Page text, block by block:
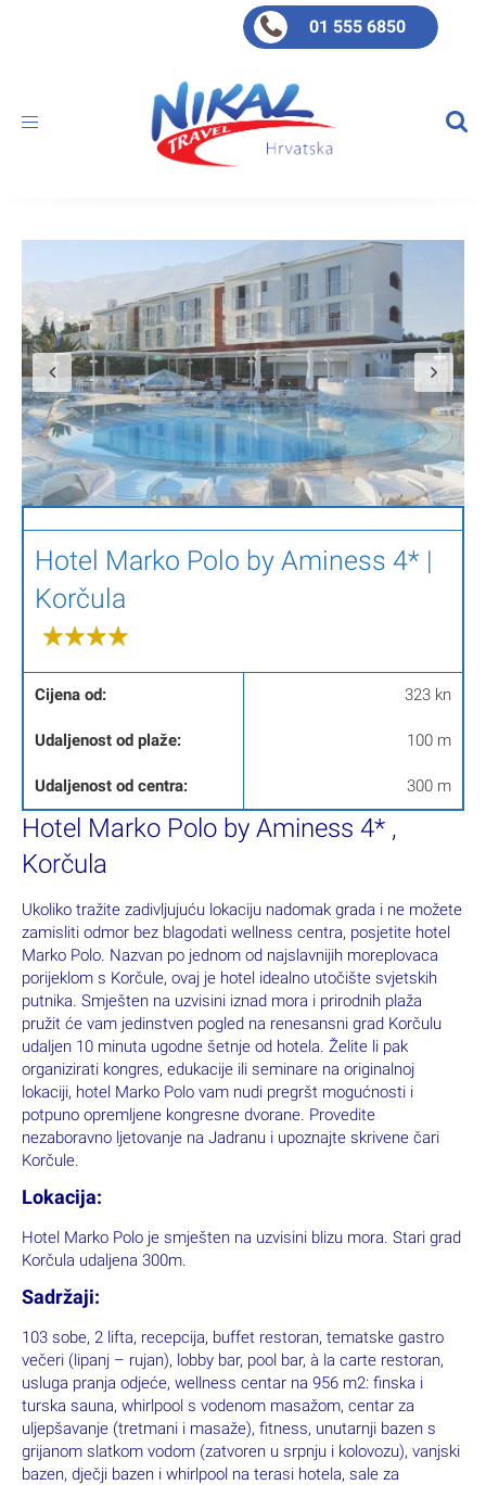
01 555 6850
Toggle
Hotel Marko Polo by Aminess 4* |
Korčula
Cijena od:
Udaljenost od plaže:
Udaljenost od centra:
323 kn
100 m
300 m
Hotel Marko Polo by Aminess 4* ,
Korčula
Ukoliko tražite zadivljujuću lokaciju nadomak grada i ne možete
zamisliti odmor bez blagodati wellness centra, posjetite hotel
Marko Polo. Nazvan po jednom od najslavnijih moreplovaca
porijeklom s Korčule, ovaj je hotel idealno utočište svjetskih
putnika. Smješten na uzvisini iznad mora i prirodnih plaža
pružit će vam jedinstven pogled na renesansni grad Korčulu
udaljen 10 minuta ugodne šetnje od hotela. Želite li pak
organizirati kongres, edukacije ili seminare na originalnoj
lokaciji, hotel Marko Polo vam nudi pregršt mogućnosti i
potpuno opremljene kongresne dvorane. Provedite
nezaboravno ljetovanje na Jadranu i upoznajte skrivene čari
Korčule.
Lokacija:
Hotel Marko Polo je smješten na uzvisini blizu mora. Stari grad
Korčula udaljena 300m.
Sadržaji:
103 sobe, 2 lifta, recepcija, buffet restoran, tematske gastro
večeri (lipanj – rujan), lobby bar, pool bar, à la carte restoran,
usluga pranja odjeće, wellness centar na 956 m2: finska i
turska sauna, whirlpool s vodenom masažom, centar za
uljepšavanje (tretmani i masaže), fitness, unutarnji bazen s
grijanom slatkom vodom (zatvoren u srpnju i kolovozu), vanjski
bazen, dječji bazen i whirlpool na terasi hotela, sale za